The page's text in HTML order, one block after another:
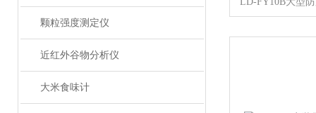
颗粒强度测定仪
近红外谷物分析仪
大米食味计